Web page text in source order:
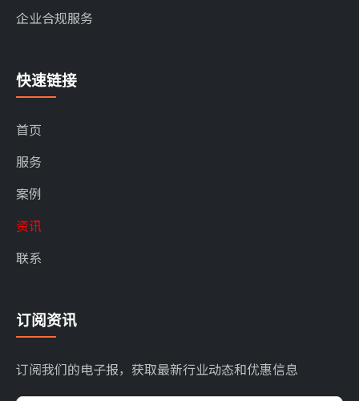
企业合规服务
快速链接
首页
服务
案例
资讯
联系
订阅资讯
订阅我们的电子报，获取最新行业动态和优惠信息